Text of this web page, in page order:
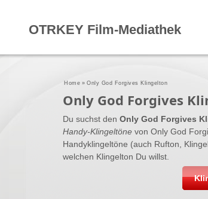
Only God Forgives
Du suchst den Only God Forgives
Handy-Klingeltöne von Only God
Handyklingeltöne (auch Rufton,
welchen Klingelton Du willst.
Home »Only God Forgives Klingelton
OTRKEY Film-Mediathek